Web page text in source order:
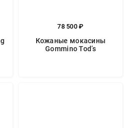
78 500 ₽
Кожаные мокасины
Gommino Tod’s